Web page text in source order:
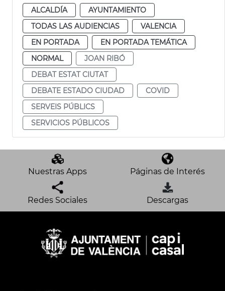
ALCALDÍA
AYUNTAMIENTO
TODAS LAS AUDIENCIAS
VALENCIA
EN PORTADA
EN PORTADA TEMÁTICA
NORMAL
JOAN RIBÓ
DEBAT ESTAT CIUTAT
DEBATE ESTADO CIUDAD
COVID
SERVEIS PÚBLICS
SERVICIOS PÚBLICOS
Nuestras Apps Páginas de Interés
Redes Sociales Descargas